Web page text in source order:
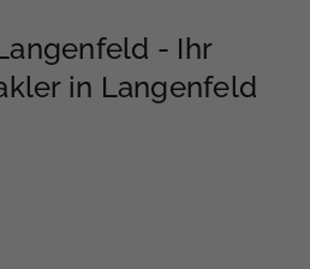
- Ihr
in Langenfeld